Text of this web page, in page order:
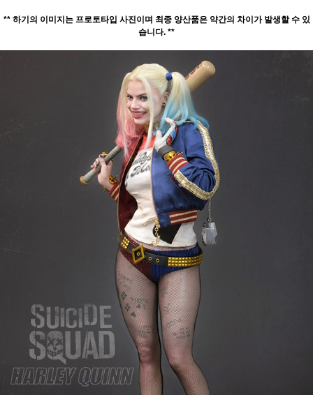
** 하기의 이미지는 프로토타입 사진이며 최종 양산품은 약간의 차이가 발생할 수 있
습니다. **